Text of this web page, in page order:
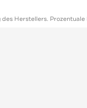
Herstellers.